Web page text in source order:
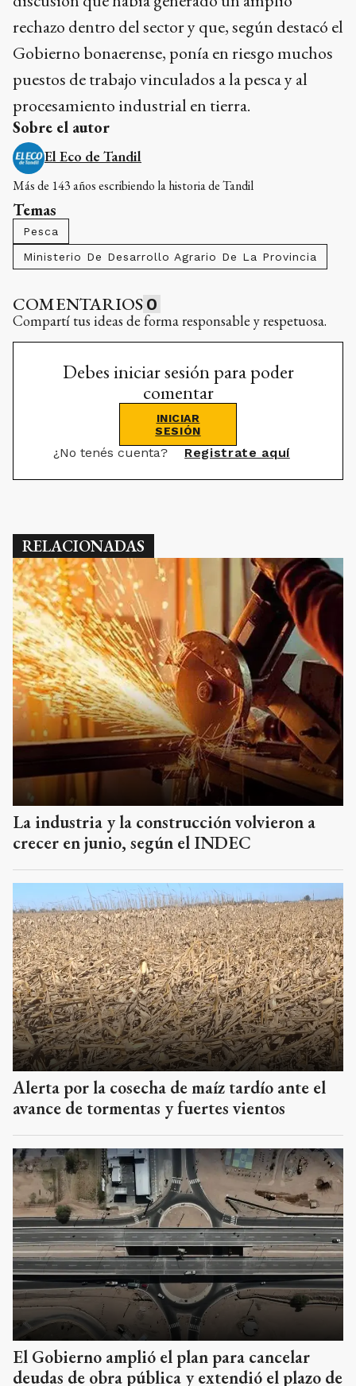
rechazo dentro del sector y que, según destacó el
Gobierno bonaerense, ponía en riesgo muchos
puestos de trabajo vinculados a la pesca y al
procesamiento industrial en tierra.
Sobre el autor
El Eco de Tandil
Más de 143 años escribiendo la historia de Tandil
Temas
Pesca
Ministerio De Desarrollo Agrario De La Provincia
COMENTARIOS 0
Compartí tus ideas de forma responsable y respetuosa.
Debes iniciar sesión para poder
comentar
INICIAR
SESIÓN
¿No tenés cuenta? Registrate aquí
RELACIONADAS
La industria y la construcción volvieron a
crecer en junio, según el INDEC
Alerta por la cosecha de maíz tardío ante el
avance de tormentas y fuertes vientos
El Gobierno amplió el plan para cancelar
deudas de obra pública y extendió el plazo de